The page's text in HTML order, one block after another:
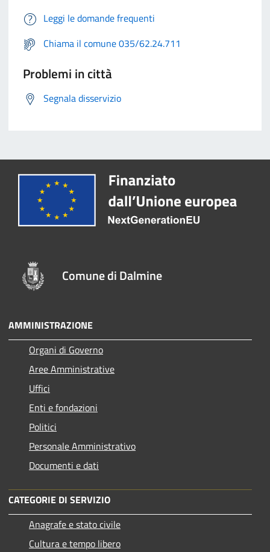
Leggi le domande frequenti
Chiama il comune 035/62.24.711
Problemi in città
Segnala disservizio
Comune di Dalmine
AMMINISTRAZIONE
Organi di Governo
Aree Amministrative
Uffici
Enti e fondazioni
Politici
Personale Amministrativo
Documenti e dati
CATEGORIE DI SERVIZIO
Anagrafe e stato civile
Cultura e tempo libero